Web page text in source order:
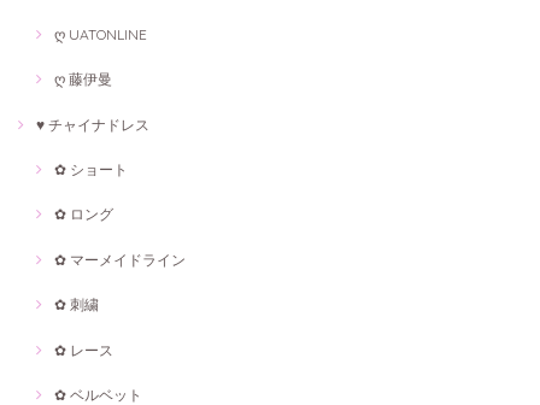
ღ UATONLINE
ღ 藤伊曼
♥ チャイナドレス
✿ ショート
✿ ロング
✿ マーメイドライン
✿ 刺繍
✿ レース
✿ ベルベット